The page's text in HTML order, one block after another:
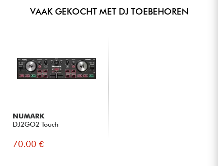
VAAK GEKOCHT MET DJ TOEBEHOREN
NUMARK
DJ2GO2 Touch
70.00 €